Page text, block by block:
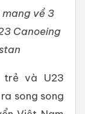
mang về 3
Canoeing
và U23
song song